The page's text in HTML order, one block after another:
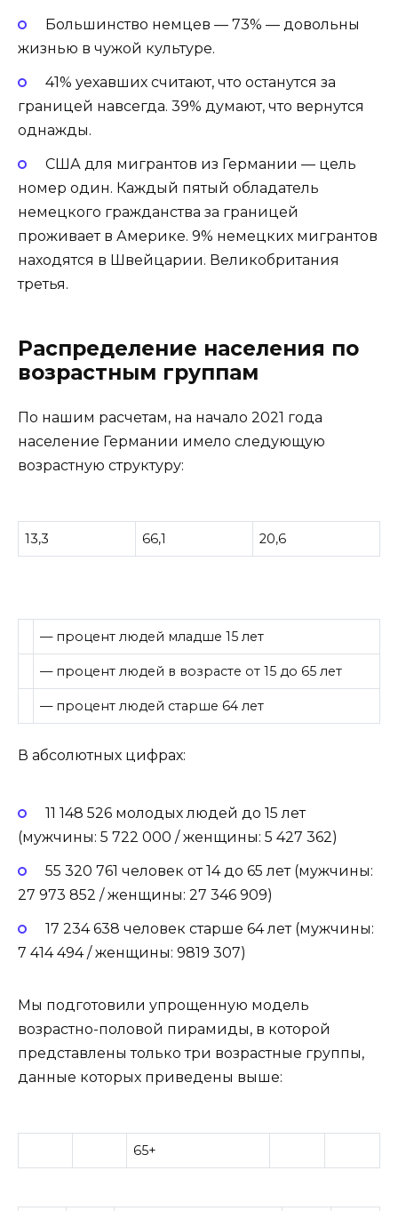
Большинство немцев — 73% — довольны
жизнью в чужой культуре.
41% уехавших считают, что останутся за
границей навсегда. 39% думают, что вернутся
однажды.
США для мигрантов из Германии — цель
номер один. Каждый пятый обладатель
немецкого гражданства за границей
проживает в Америке. 9% немецких мигрантов
находятся в Швейцарии. Великобритания
третья.
Распределение населения по
возрастным группам
По нашим расчетам, на начало 2021 года
население Германии имело следующую
возрастную структуру:
13,3 66,1 20,6
— процент людей младше 15 лет
— процент людей в возрасте от 15 до 65 лет
— процент людей старше 64 лет
В абсолютных цифрах:
11 148 526 молодых людей до 15 лет
(мужчины: 5 722 000 / женщины: 5 427 362)
55 320 761 человек от 14 до 65 лет (мужчины:
27 973 852 / женщины: 27 346 909)
17 234 638 человек старше 64 лет (мужчины:
7 414 494 / женщины: 9819 307)
Мы подготовили упрощенную модель
возрастно-половой пирамиды, в которой
представлены только три возрастные группы,
данные которых приведены выше:
65+